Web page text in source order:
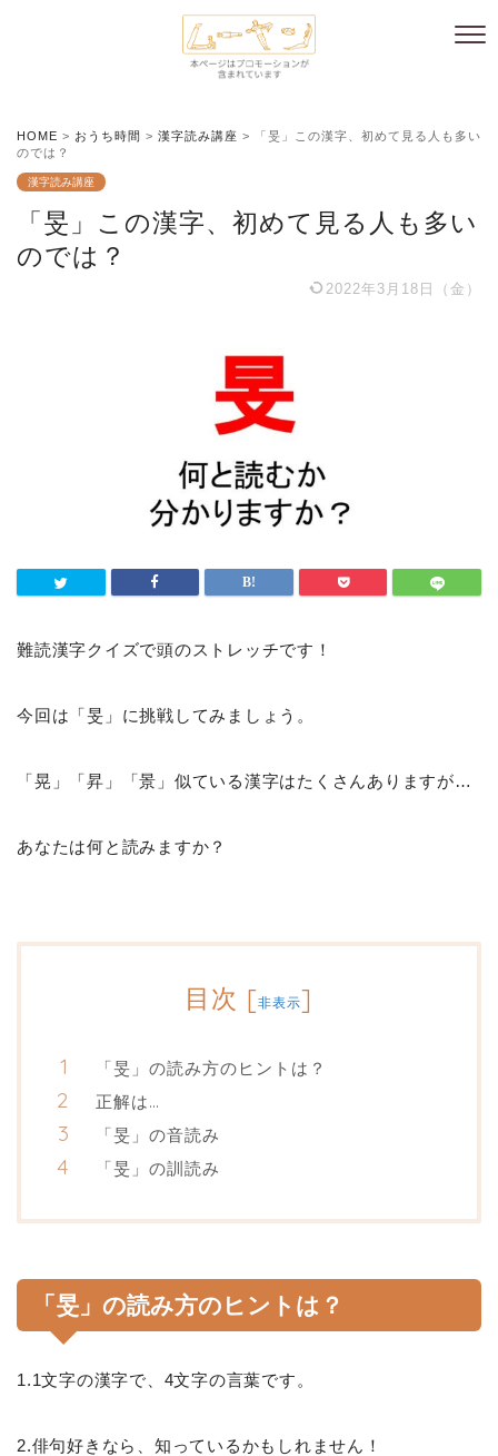
HOME > おうち時間 > 漢字読み講座 >
「旻」この漢字、初めて見る人も多い
のでは？
漢字読み講座
「旻」この漢字、初めて見る人も多い
のでは？
2022年3月18日（金）
難読漢字クイズで頭のストレッチです！
今回は「旻」に挑戦してみましょう。
「晃」「昇」「景」似ている漢字はたくさんありますが…
あなたは何と読みますか？
目次 [非表示]
「旻」の読み方のヒントは？
正解は…
「旻」の音読み
「旻」の訓読み
「旻」の読み方のヒントは？
1.1文字の漢字で、4文字の言葉です。
2.俳句好きなら、知っているかもしれません！